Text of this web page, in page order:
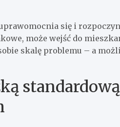
się i
może wejść do
skalę problemu – a